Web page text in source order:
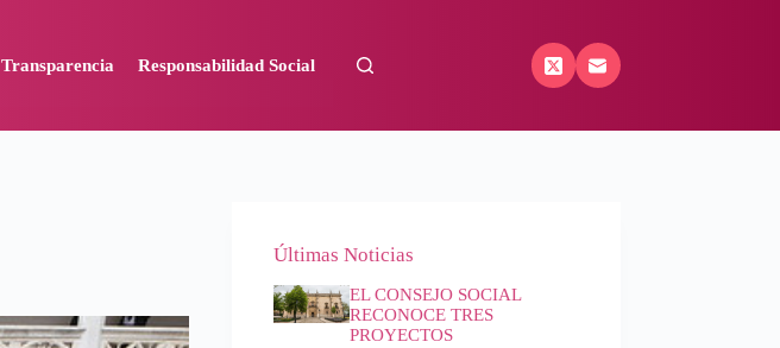
Transparencia Responsabilidad Social
Últimas Noticias
EL CONSEJO SOCIAL
RECONOCE TRES
PROYECTOS